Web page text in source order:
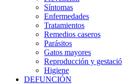
Síntomas
Enfermedades
Tratamientos
Remedios caseros
Parásitos
Gatos mayores
Reproducción y
Higiene
DEFUNCIÓN